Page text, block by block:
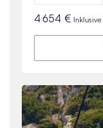
4 654 € Inklusive